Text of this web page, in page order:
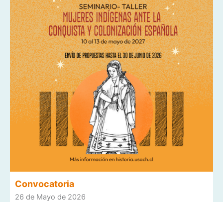
Convocatoria
26 de Mayo de 2026